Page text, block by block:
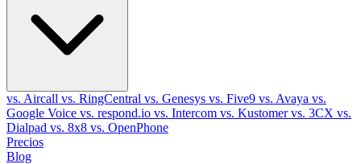
vs. Aircall vs. RingCentral vs. Genesys vs. Five9 vs. Avaya vs.
Google Voice vs. respond.io vs. Intercom vs. Kustomervs. 3CX vs.
Dialpad vs. 8x8 vs. OpenPhone
Precios
Blog